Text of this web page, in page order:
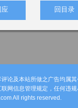
应 回目录
论及本站所做之广告均属
网信息管理规定，任何违
All rights reserved.